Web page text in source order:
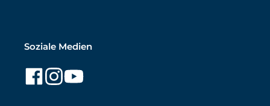
Soziale Medien